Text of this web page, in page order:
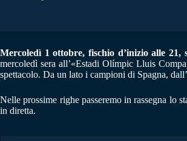
Mercoledì 1 ottobre, fischio d’inizio alle
mercoledì sera all’«Estadi Olímpic Lluis
spettacolo. Da un lato i campioni di Spagna,
Nelle prossime righe passeremo in rassegna lo
in diretta.